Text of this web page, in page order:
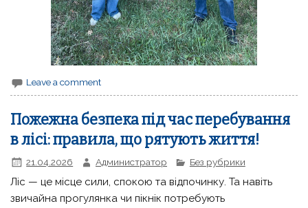
Leave a comment
Пожежна безпека під час перебування
в лісі: правила, що рятують життя!
21.04.2026 Администратор Без рубрики
Ліс — це місце сили, спокою та відпочинку. Та навіть
звичайна прогулянка чи пікнік потребують